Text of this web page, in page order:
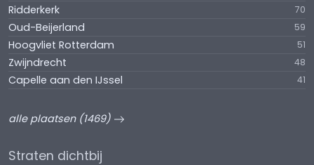
Ridderkerk 70
Oud-Beijerland 59
Hoogvliet Rotterdam 51
Zwijndrecht 48
Capelle aan den IJssel 41
alle plaatsen (1469)
Straten dichtbij